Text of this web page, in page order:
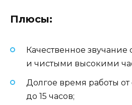
Плюсы:
Качественное
и чистыми высокими
Долгое время работы
до 15 часов;